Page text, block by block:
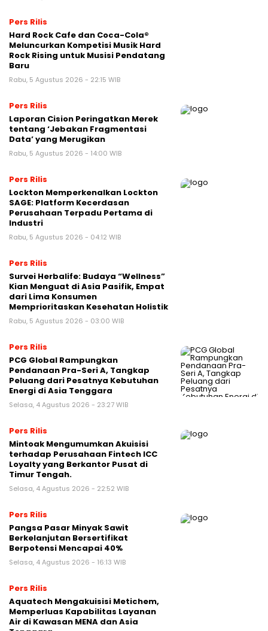
Pers Rilis
Hard Rock Cafe dan Coca-Cola®
Meluncurkan Kompetisi Musik Hard
Rock Rising untuk Musisi Pendatang
Baru
Rabu, 5 Agustus 2026 - 22:15 WIB
Pers Rilis
Laporan Cision Peringatkan Merek
tentang ‘Jebakan Fragmentasi
Data’ yang Merugikan
Rabu, 5 Agustus 2026 - 14:00 WIB
Pers Rilis
Lockton Memperkenalkan Lockton
SAGE: Platform Kecerdasan
Perusahaan Terpadu Pertama di
Industri
Rabu, 5 Agustus 2026 - 04:12 WIB
Pers Rilis
Survei Herbalife: Budaya “Wellness”
Kian Menguat di Asia Pasifik, Empat
dari Lima Konsumen
Memprioritaskan Kesehatan Holistik
Rabu, 5 Agustus 2026 - 03:00 WIB
Pers Rilis
PCG Global Rampungkan
Pendanaan Pra-Seri A, Tangkap
Peluang dari Pesatnya Kebutuhan
Energi di Asia Tenggara
Selasa, 4 Agustus 2026 - 23:27 WIB
Pers Rilis
Mintoak Mengumumkan Akuisisi
terhadap Perusahaan Fintech ICC
Loyalty yang Berkantor Pusat di
Timur Tengah.
Selasa, 4 Agustus 2026 - 22:52 WIB
Pers Rilis
Pangsa Pasar Minyak Sawit
Berkelanjutan Bersertifikat
Berpotensi Mencapai 40%
Selasa, 4 Agustus 2026 - 16:13 WIB
Pers Rilis
Aquatech Mengakuisisi Metichem,
Memperluas Kapabilitas Layanan
Air di Kawasan MENA dan Asia